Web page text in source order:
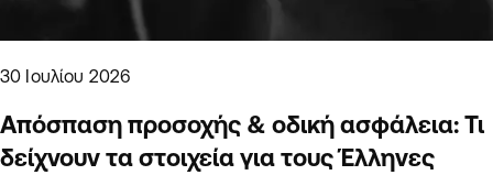
30 Ιουλίου 2026
Απόσπαση προσοχής & οδική ασφάλεια: Τι
δείχνουν τα στοιχεία για τους Έλληνες